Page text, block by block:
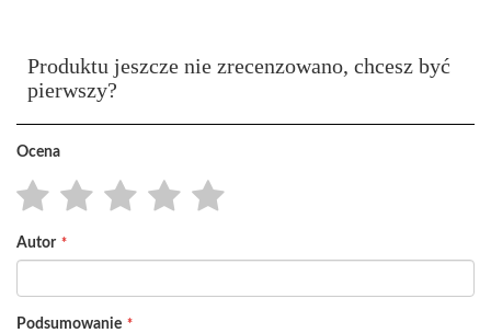
Produktu jeszcze nie zrecenzowano, chcesz być
pierwszy?
Ocena
star
stars
stars
stars
stars
Autor
Podsumowanie